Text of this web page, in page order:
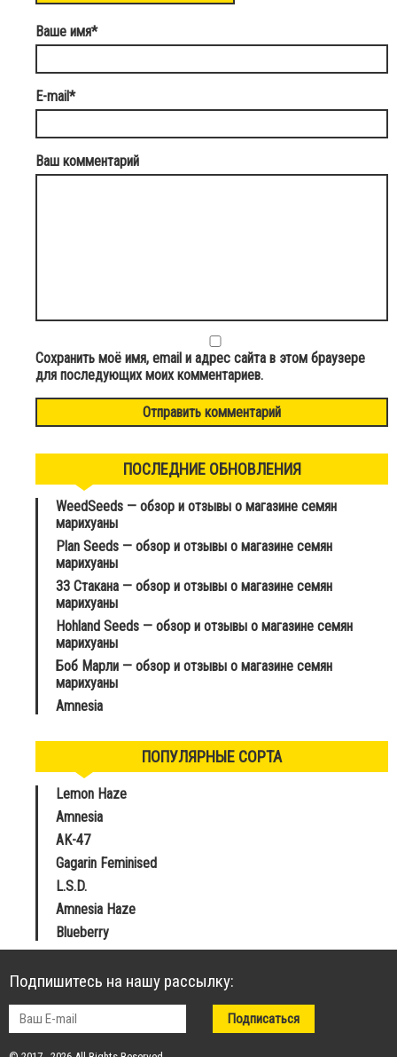
Ваше имя*
E-mail*
Ваш комментарий
Сохранить моё имя, email и адрес сайта в этом браузере
для последующих моих комментариев.
ПОСЛЕДНИЕ ОБНОВЛЕНИЯ
WeedSeeds — обзор и отзывы о магазине семян
марихуаны
Plan Seeds — обзор и отзывы о магазине семян
марихуаны
33 Стакана — обзор и отзывы о магазине семян
марихуаны
Hohland Seeds — обзор и отзывы о магазине семян
марихуаны
Боб Марли — обзор и отзывы о магазине семян
марихуаны
Amnesia
ПОПУЛЯРНЫЕ СОРТА
Lemon Haze
Amnesia
AK-47
Gagarin Feminised
L.S.D.
Amnesia Haze
Blueberry
Подпишитесь на нашу рассылку: